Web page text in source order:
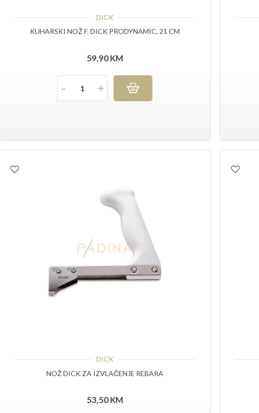
DICK
KUHARSKI NOŽ F. DICK PRODYNAMIC, 21 CM
59,90KM
Količina
DICK
NOŽ DICK ZA IZVLAČENJE REBARA
53,50KM